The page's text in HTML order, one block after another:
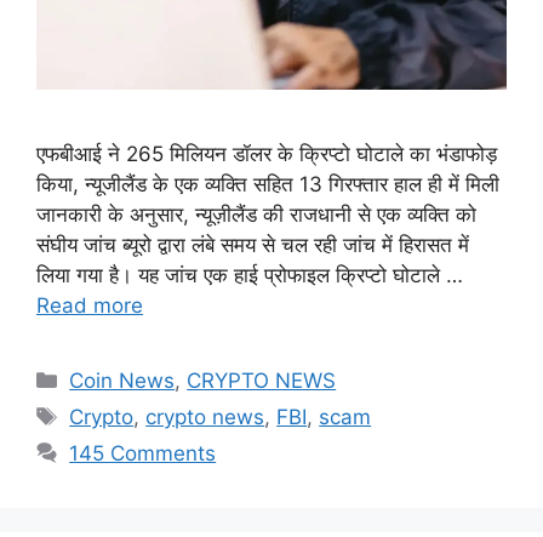
एफबीआई ने 265 मिलियन डॉलर के क्रिप्टो घोटाले का भंडाफोड़
किया, न्यूजीलैंड के एक व्यक्ति सहित 13 गिरफ्तार हाल ही में मिली
जानकारी के अनुसार, न्यूज़ीलैंड की राजधानी से एक व्यक्ति को
संघीय जांच ब्यूरो द्वारा लंबे समय से चल रही जांच में हिरासत में
लिया गया है। यह जांच एक हाई प्रोफाइल क्रिप्टो घोटाले …
Read more
Categories
Coin News, CRYPTO NEWS
Tags
Crypto, crypto news, FBI, scam
145 Comments